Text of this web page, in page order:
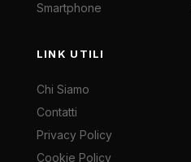
Smartphone
LINK UTILI
Chi Siamo
Contatti
Privacy Policy
Cookie Policy